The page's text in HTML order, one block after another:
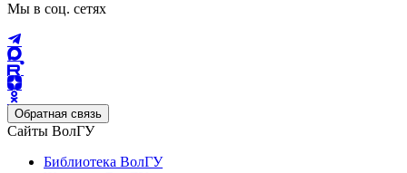
Мы в соц. сетях
Обратная связь
Сайты ВолГУ
Библиотека ВолГУ